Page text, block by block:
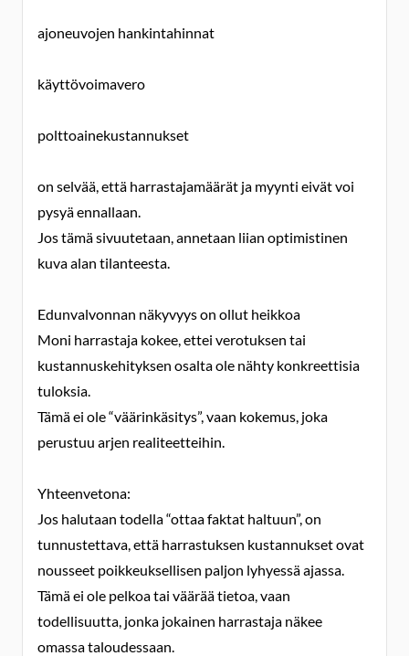
ajoneuvojen hankintahinnat
käyttövoimavero
polttoainekustannukset
on selvää, että harrastajamäärät ja myynti eivät voi
pysyä ennallaan.
Jos tämä sivuutetaan, annetaan liian optimistinen
kuva alan tilanteesta.
Edunvalvonnan näkyvyys on ollut heikkoa
Moni harrastaja kokee, ettei verotuksen tai
kustannuskehityksen osalta ole nähty konkreettisia
tuloksia.
Tämä ei ole “väärinkäsitys”, vaan kokemus, joka
perustuu arjen realiteetteihin.
Yhteenvetona:
Jos halutaan todella “ottaa faktat haltuun”, on
tunnustettava, että harrastuksen kustannukset ovat
nousseet poikkeuksellisen paljon lyhyessä ajassa.
Tämä ei ole pelkoa tai väärää tietoa, vaan
todellisuutta, jonka jokainen harrastaja näkee
omassa taloudessaan.